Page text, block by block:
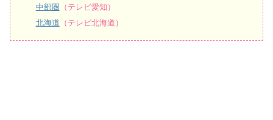
中部圏 （テレビ愛知）
北海道 （テレビ北海道）